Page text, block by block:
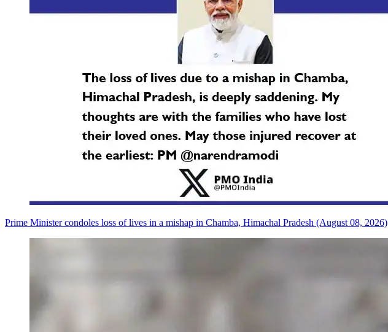
Prime Minister condoles loss of lives in a mishap in Chamba, Himachal Pradesh (August 08, 2026)